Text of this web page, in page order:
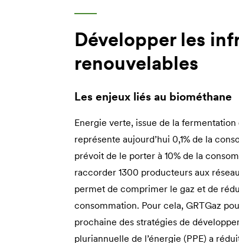
Développer les
renouvelables
Les enjeux liés au biométhane
Energie verte, issue de la
représente aujourd’hui 0,1% de la
prévoit de le porter à 10% de la
raccorder 1300 producteurs aux
permet de comprimer le gaz et de
consommation. Pour cela, GRTGaz
prochaine des stratégies de
pluriannuelle de l’énergie (PPE) a